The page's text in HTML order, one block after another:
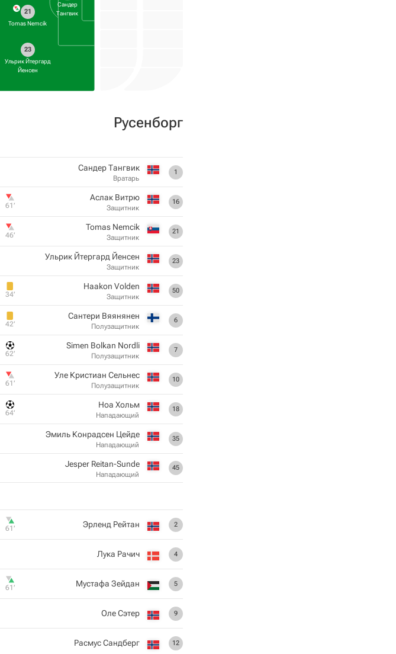
Сандер
Тангвик
21
Tomas Nemcik
23
Ульрик Йтергард
Йенсен
Русенборг
1
Сандер Тангвик
Вратарь
16
Аслак Витрю
Защитник
61‎’‎
21
Tomas Nemcik
Защитник
46‎’‎
23
Ульрик Йтергард Йенсен
Защитник
50
Haakon Volden
Защитник
34‎’‎
6
Сантери Вяянянен
Полузащитник
42‎’‎
7
Simen Bolkan Nordli
Полузащитник
62‎’‎
10
Уле Кристиан Сельнес
Полузащитник
61‎’‎
18
Ноа Хольм
Нападающий
64‎’‎
35
Эмиль Конрадсен Цейде
Нападающий
45
Jesper Reitan-Sunde
Нападающий
2
Эрленд Рейтан
61‎’‎
4
Лука Рачич
5
Мустафа Зейдан
61‎’‎
9
Оле Сэтер
12
Расмус Сандберг